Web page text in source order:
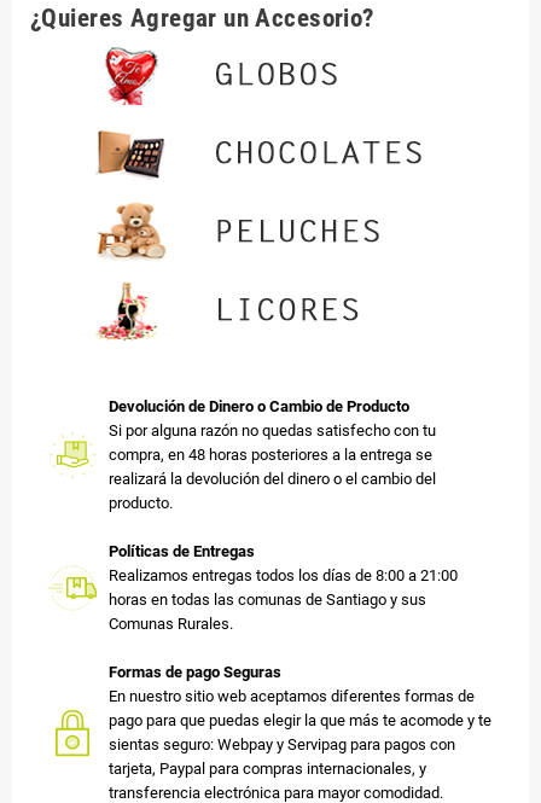
¿Quieres Agregar un Accesorio?
Devolución de Dinero o Cambio de Producto
Si por alguna razón no quedas satisfecho con tu
compra, en 48 horas posteriores a la entrega se
realizará la devolución del dinero o el cambio del
producto.
Políticas de Entregas
Realizamos entregas todos los días de 8:00 a 21:00
horas en todas las comunas de Santiago y sus
Comunas Rurales.
Formas de pago Seguras
En nuestro sitio web aceptamos diferentes formas de
pago para que puedas elegir la que más te acomode y te
sientas seguro: Webpay y Servipag para pagos con
tarjeta, Paypal para compras internacionales, y
transferencia electrónica para mayor comodidad.